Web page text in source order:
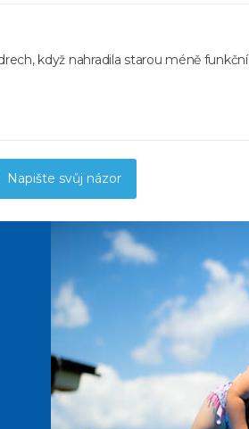
když nahradila starou méně funkční
Napište svůj názor